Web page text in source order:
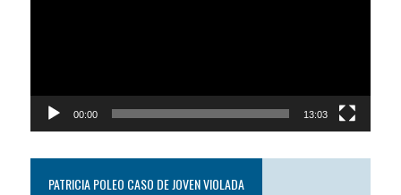
00:00 13:03
PATRICIA POLEO CASO DE JOVEN VIOLADA